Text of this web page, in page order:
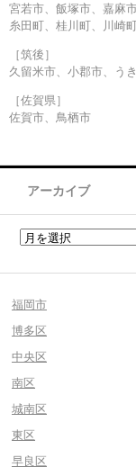
宮若市、飯塚市、嘉麻
糸田町、桂川町、川崎
［筑後］
久留米市、小郡市、う
［佐賀県］
佐賀市、鳥栖市
アーカイブ
福岡市
博多区
中央区
南区
城南区
東区
早良区